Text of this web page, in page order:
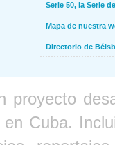
Serie 50, la Serie
Mapa de nuestra
Directorio de
proyecto
Cuba.